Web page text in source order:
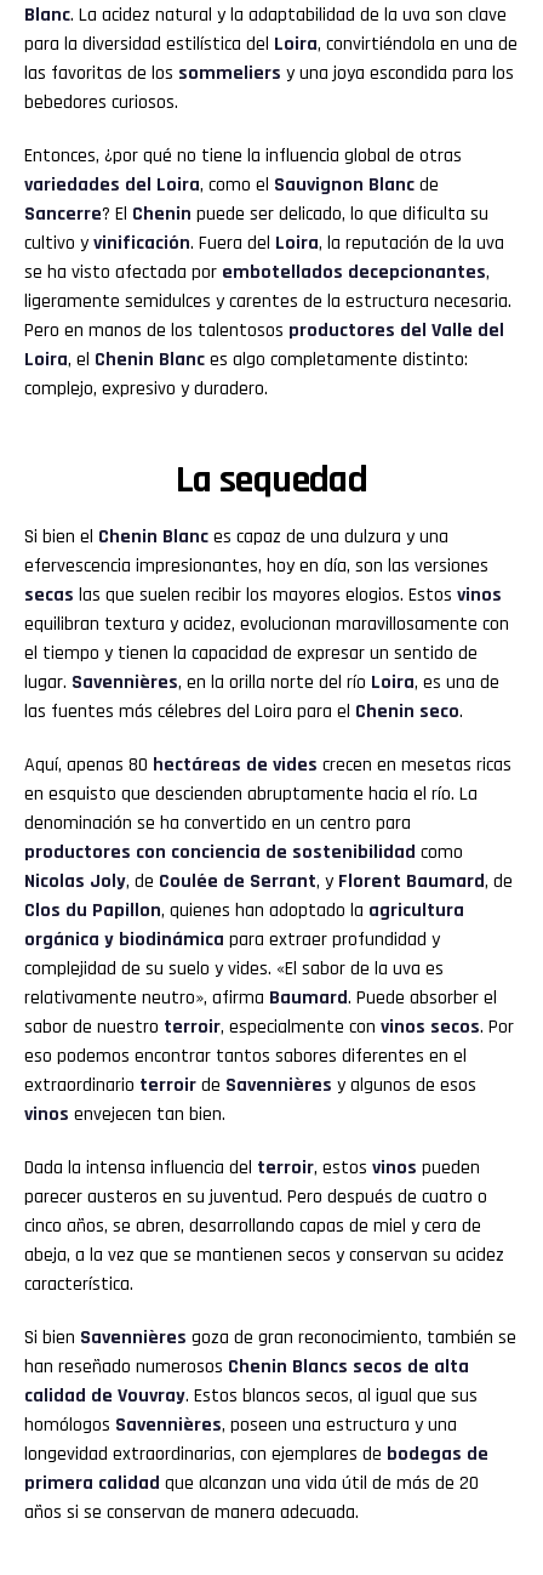
Blanc. La acidez natural y la adaptabilidad de la uva son clave
para la diversidad estilística del Loira, convirtiéndola en una de
las favoritas de los sommeliers y una joya escondida para los
bebedores curiosos.
Entonces, ¿por qué no tiene la influencia global de otras
variedades del Loira, como el Sauvignon Blancde
Sancerre? El Chenin puede ser delicado, lo que dificulta su
cultivo yvinificación. Fuera del Loira, la reputación de la uva
se ha visto afectada por embotellados decepcionantes,
ligeramente semidulces y carentes de la estructura necesaria.
Pero en manos de los talentosos productores del Valle del
Loira, el Chenin Blances algo completamente distinto:
complejo, expresivo y duradero.
La sequedad
Si bien el Chenin Blances capaz de una dulzura y una
efervescencia impresionantes, hoy en día, son las versiones
secas las que suelen recibir los mayores elogios. Estos vinos
equilibran textura y acidez, evolucionan maravillosamente con
el tiempo y tienen la capacidad de expresar un sentido de
lugar. Savennières, en la orilla norte del río Loira, es una de
las fuentes más célebres del Loira para el Chenin seco.
Aquí, apenas 80 hectáreas de vides crecen en mesetas ricas
en esquisto que descienden abruptamente hacia el río. La
denominación se ha convertido en un centro para
productores con conciencia de sostenibilidad como
Nicolas Joly, de Coulée de Serrant, y Florent Baumard, de
Clos du Papillon, quienes han adoptado la agricultura
orgánica y biodinámica para extraer profundidad y
complejidad de su suelo y vides. «El sabor de la uva es
relativamente neutro», afirma Baumard. Puede absorber el
sabor de nuestro terroir, especialmente con vinos secos. Por
eso podemos encontrar tantos sabores diferentes en el
extraordinario terroirde Savennières y algunos de esos
vinos envejecen tan bien.
Dada la intensa influencia del terroir, estos vinos pueden
parecer austeros en su juventud. Pero después de cuatro o
cinco años, se abren, desarrollando capas de miel y cera de
abeja, a la vez que se mantienen secos y conservan su acidez
característica.
Si bien Savennières goza de gran reconocimiento, también se
han reseñado numerosos Chenin Blancs secos de alta
calidad de Vouvray. Estos blancos secos, al igual que sus
homólogos Savennières, poseen una estructura y una
longevidad extraordinarias, con ejemplares de bodegas de
primera calidad que alcanzan una vida útil de más de 20
años si se conservan de manera adecuada.